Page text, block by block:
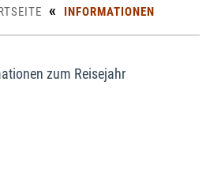
« INFORMATIONEN
zum Reisejahr